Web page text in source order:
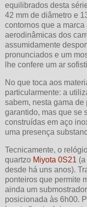
equilibrados desta
42 mm de diâmetro e
contornos que a
aerodinâmicas dos
assumidamente
pronunciados e um
lhe confere um ar
No que toca aos
particularmente: a
sabem, nesta gama de
garantido, mas que se
construídas em aço
uma presença
Tecnicamente, o
quartzo Miyota 0S21
desde há uns anos).
ponteiros que permite
ainda um
posicionada às 6h00.